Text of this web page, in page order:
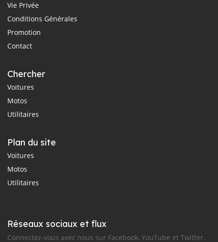
Vie Privée
Conditions Générales
Promotion
Contact
Chercher
Voitures
Motos
Utilitaires
Plan du site
Voitures
Motos
Utilitaires
Réseaux sociaux et flux
Connectez-vous avec nous sur Facebook, YouTube et Twitter.